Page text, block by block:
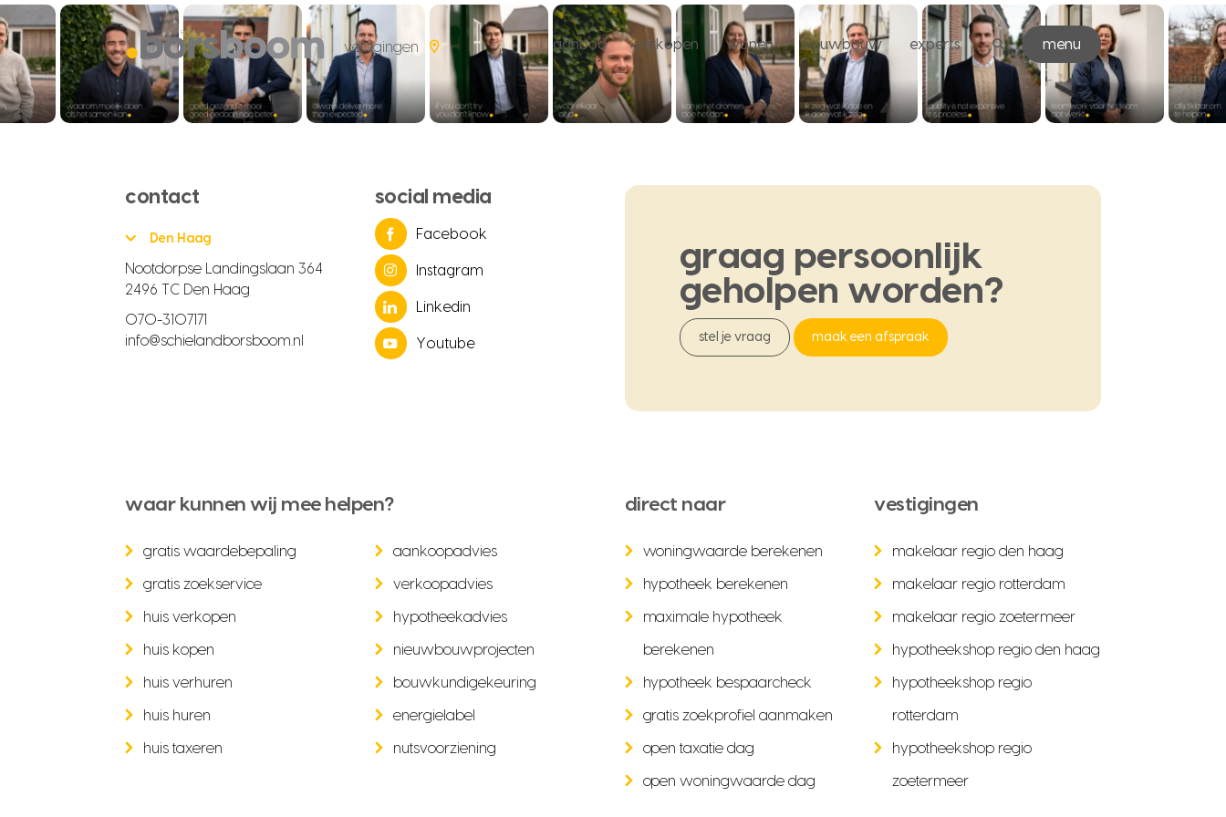
vestigingen aanbod verkopen wonen nieuwbouw experts menu
contact
Den Haag
Nootdorpse Landingslaan 364
2496 TC Den Haag
070-3107171
info@schielandborsboom.nl
social media
Facebook
Instagram
Linkedin
Youtube
graag persoonlijk
geholpen worden?
stel je vraag maak een afspraak
waar kunnen wij mee helpen?
gratis waardebepaling
gratis zoekservice
huis verkopen
huis kopen
huis verhuren
huis huren
huis taxeren
aankoopadvies
verkoopadvies
hypotheekadvies
nieuwbouwprojecten
bouwkundigekeuring
energielabel
nutsvoorziening
direct naar
woningwaarde berekenen
hypotheek berekenen
maximale hypotheek
berekenen
hypotheek bespaarcheck
gratis zoekprofiel aanmaken
open taxatie dag
open woningwaarde dag
vestigingen
makelaar regio den haag
makelaar regio rotterdam
makelaar regio zoetermeer
hypotheekshop regio den haag
hypotheekshop regio
rotterdam
hypotheekshop regio
zoetermeer